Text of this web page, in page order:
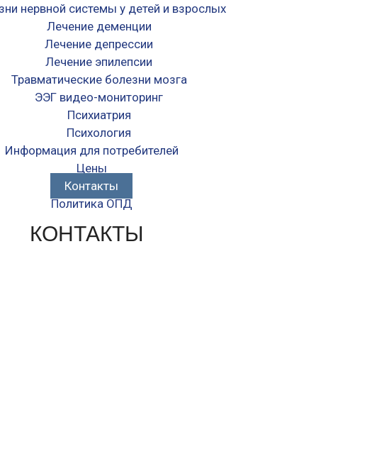
нервной системы у детей и взрослых
Лечение деменции
Лечение депрессии
Лечение эпилепсии
Травматические болезни мозга
ЭЭГ видео-мониторинг
Психиатрия
Психология
Информация для потребителей
Цены
Контакты
Политика ОПД
КОНТАКТЫ